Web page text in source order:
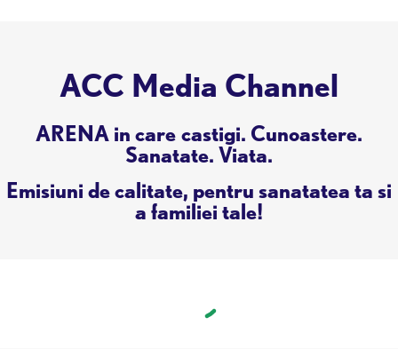
ACC Media Channel
ARENA in care castigi. Cunoastere.
Sanatate. Viata.
Emisiuni de calitate, pentru sanatatea ta si
a familiei tale!